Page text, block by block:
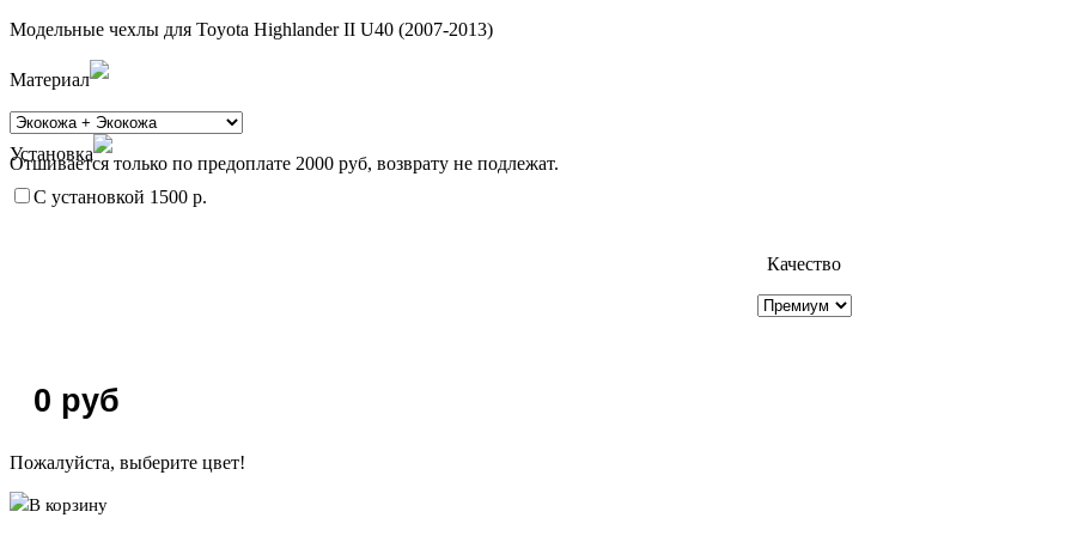
Модельные чехлы для Toyota Highlander II U40 (2007-2013)
Материал
Отшивается только по предоплате 2000 руб, возврату не подлежат.
Установка
С установкой 1500 р.
Качество
0 руб
Пожалуйста, выберите цвет!
В корзину